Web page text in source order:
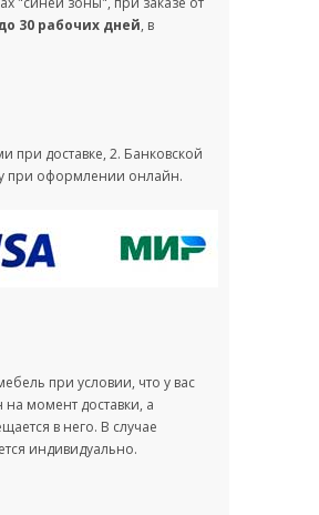
30 рабочих дней, в
при доставке, 2. Банковской
при оформлении онлайн.
при условии, что у вас
момент доставки, а
в него. В случае
индивидуально.